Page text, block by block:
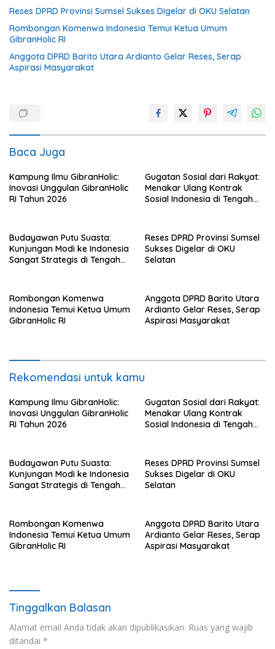
Reses DPRD Provinsi Sumsel Sukses Digelar di OKU Selatan
Rombongan Komenwa Indonesia Temui Ketua Umum
GibranHolic RI
Anggota DPRD Barito Utara Ardianto Gelar Reses, Serap
Aspirasi Masyarakat
Baca Juga
Kampung Ilmu GibranHolic:
Inovasi Unggulan GibranHolic
RI Tahun 2026
Gugatan Sosial dari Rakyat:
Menakar Ulang Kontrak
Sosial Indonesia di Tengah
Budayawan Putu Suasta:
Kunjungan Modi ke Indonesia
Sangat Strategis di Tengah
Reses DPRD Provinsi Sumsel
Sukses Digelar di OKU
Selatan
Rombongan Komenwa
Indonesia Temui Ketua Umum
GibranHolic RI
Anggota DPRD Barito Utara
Ardianto Gelar Reses, Serap
Aspirasi Masyarakat
Rekomendasi untuk kamu
Kampung Ilmu GibranHolic:
Inovasi Unggulan GibranHolic
RI Tahun 2026
Gugatan Sosial dari Rakyat:
Menakar Ulang Kontrak
Sosial Indonesia di Tengah
Budayawan Putu Suasta:
Kunjungan Modi ke Indonesia
Sangat Strategis di Tengah
Reses DPRD Provinsi Sumsel
Sukses Digelar di OKU
Selatan
Rombongan Komenwa
Indonesia Temui Ketua Umum
GibranHolic RI
Anggota DPRD Barito Utara
Ardianto Gelar Reses, Serap
Aspirasi Masyarakat
Tinggalkan Balasan
Alamat email Anda tidak akan dipublikasikan. Ruas yang wajib
ditandai *